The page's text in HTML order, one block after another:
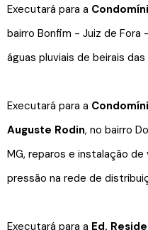
Executará para a
bairro Bonfim - Juiz de
águas pluviais de beirais
Executará para a
Auguste Rodin, no bairro
MG, reparos e instalação
pressão na rede de
Executará para a Ed.